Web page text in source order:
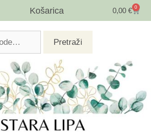
Košarica 0,00 € 0
Pretraži